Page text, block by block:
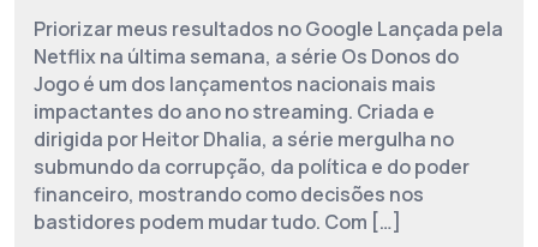
Priorizar meus resultados no Google Lançada pela
Netflix na última semana, a série Os Donos do
Jogo é um dos lançamentos nacionais mais
impactantes do ano no streaming. Criada e
dirigida por Heitor Dhalia, a série mergulha no
submundo da corrupção, da política e do poder
financeiro, mostrando como decisões nos
bastidores podem mudar tudo. Com […]